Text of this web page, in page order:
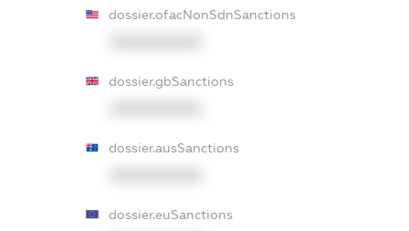
dossier.ofacNonSdnSanctions
dossier.gbSanctions
dossier.ausSanctions
dossier.euSanctions